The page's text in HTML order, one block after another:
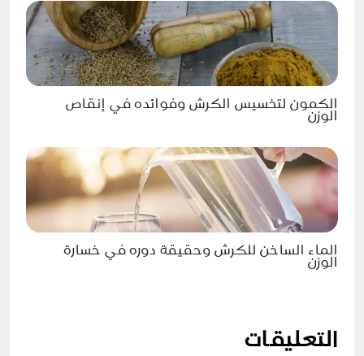
الكمون لتخسيس الكرش وفوائده في إنقاص
الوزن
الماء الساخن للكرش وحقيقة دوره في خسارة
الوزن
التعليقات